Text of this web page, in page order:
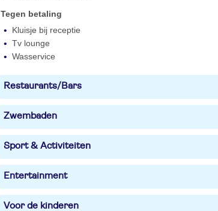
Tegen betaling
Kluisje bij receptie
Tv lounge
Wasservice
Restaurants/Bars
Zwembaden
Sport & Activiteiten
Entertainment
Voor de kinderen